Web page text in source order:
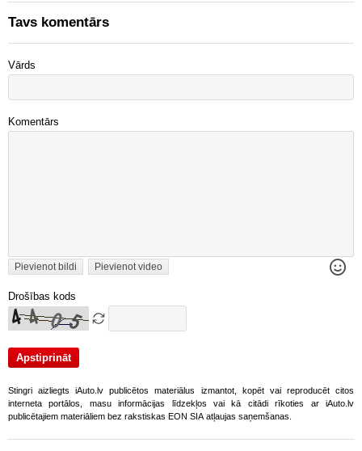
Tavs komentārs
Vārds
Komentārs
Pievienot bildi Pievienot video
Drošības kods
Stingri aizliegts iAuto.lv publicētos materiālus izmantot, kopēt vai reproducēt citos
interneta portālos, masu informācijas līdzekļos vai kā citādi rīkoties ar iAuto.lv
publicētajiem materiāliem bez rakstiskas EON SIA atļaujas saņemšanas.